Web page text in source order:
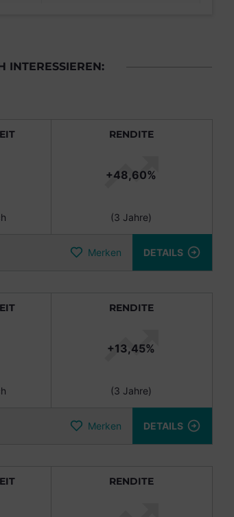
INTERESSIEREN:
RENDITE
+48,60%
(3 Jahre)
Merken DETAILS
RENDITE
+13,45%
(3 Jahre)
Merken DETAILS
RENDITE